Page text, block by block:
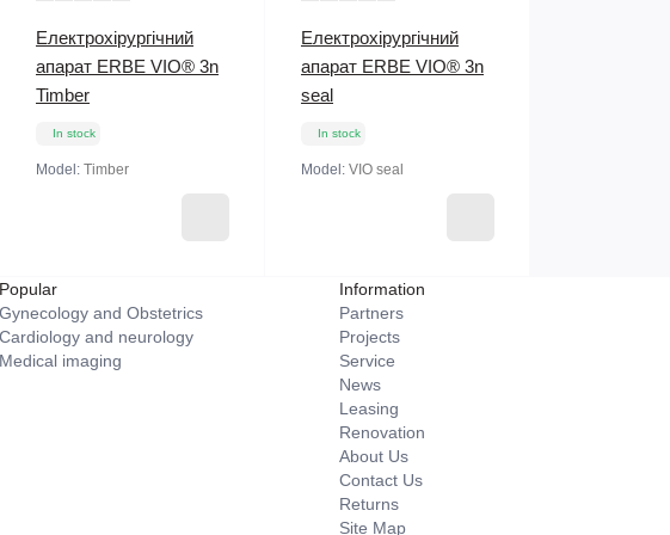
Електрохірургічний
апарат ERBE VIO® 3n
Timber
In stock
Model: Timber
Електрохірургічний
апарат ERBE VIO® 3n
seal
In stock
Model: VIO seal
Popular
Gynecology and Obstetrics
Cardiology and neurology
Medical imaging
Information
Partners
Projects
Service
News
Leasing
Renovation
About Us
Contact Us
Returns
Site Map